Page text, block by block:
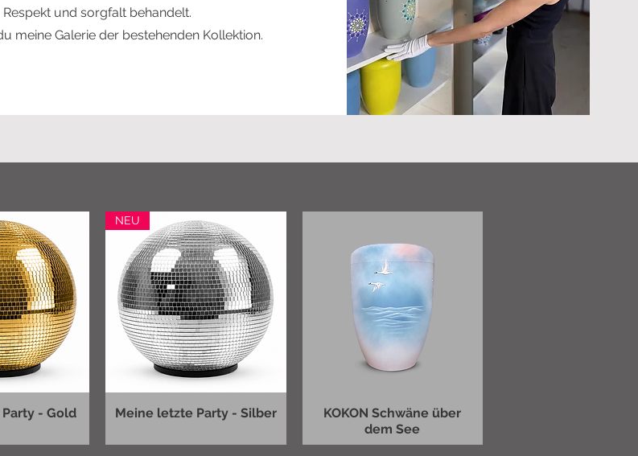
Respekt und sorgfalt behandelt.
meine Galerie der bestehenden Kollektion.
- Gold
NEU
Meine letzte Party - Silber
KOKON Schwäne über
dem See